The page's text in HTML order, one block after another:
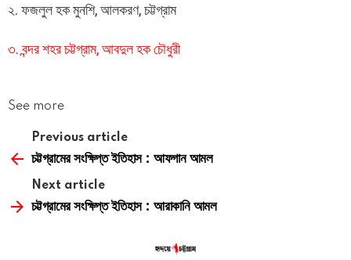
২. ফজলুল হক মুনশি, আলকরণ, চট্টগ্রাম
৩. বন্দর শহর চট্টগ্রাম, আবদুল হক চৌধুরী
See more
Previous article
চট্টগ্রামের সংক্ষিপ্ত ইতিহাস : আফগান আমল
Next article
চট্টগ্রামের সংক্ষিপ্ত ইতিহাস : আরাকানি আমল